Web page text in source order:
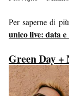
Per saperne di
unico live: data
Green Day +